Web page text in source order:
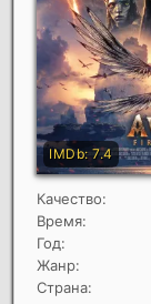
Качество:
Время:
Год:
Жанр:
Страна: